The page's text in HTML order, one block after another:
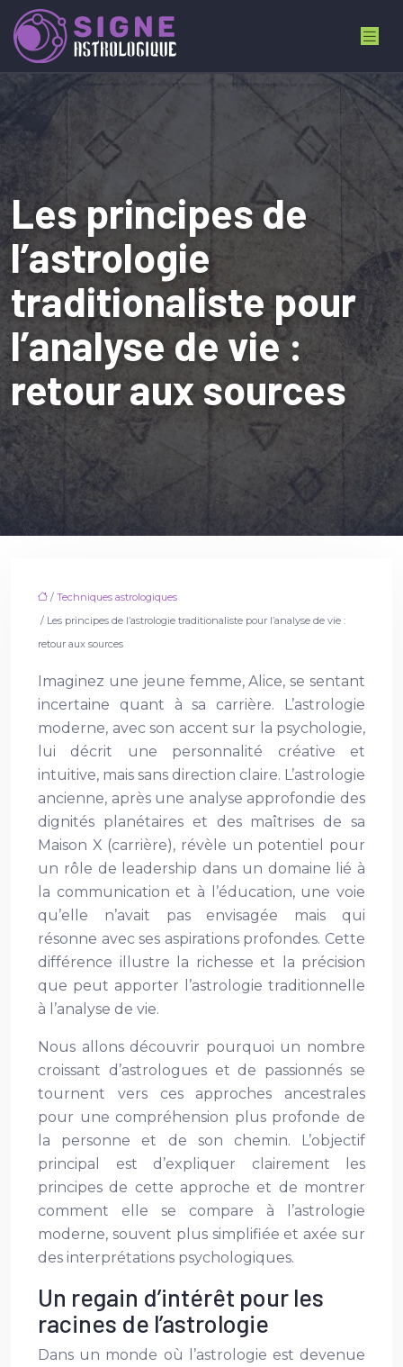
Les principes de
l’astrologie
traditionaliste pour
l’analyse de vie :
retour aux sources
/ Techniques astrologiques
/ Les principes de l’astrologie traditionaliste pour l’analyse de vie :
retour aux sources
Imaginez une jeune femme, Alice, se sentant
incertaine quant à sa carrière. L’astrologie
moderne, avec son accent sur la psychologie,
lui décrit une personnalité créative et
intuitive, mais sans direction claire. L’astrologie
ancienne, après une analyse approfondie des
dignités planétaires et des maîtrises de sa
Maison X (carrière), révèle un potentiel pour
un rôle de leadership dans un domaine lié à
la communication et à l’éducation, une voie
qu’elle n’avait pas envisagée mais qui
résonne avec ses aspirations profondes. Cette
différence illustre la richesse et la précision
que peut apporter l’astrologie traditionnelle
à l’analyse de vie.
Nous allons découvrir pourquoi un nombre
croissant d’astrologues et de passionnés se
tournent vers ces approches ancestrales
pour une compréhension plus profonde de
la personne et de son chemin. L’objectif
principal est d’expliquer clairement les
principes de cette approche et de montrer
comment elle se compare à l’astrologie
moderne, souvent plus simplifiée et axée sur
des interprétations psychologiques.
Un regain d’intérêt pour les
racines de l’astrologie
Dans un monde où l’astrologie est devenue